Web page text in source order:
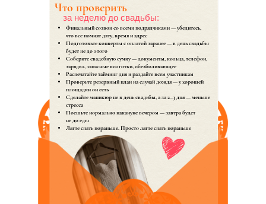
Что проверить
за неделю до свадьбы:
Финальный созвон со всеми подрядчиками — убедитесь,
что все помнят дату, время и адрес
Подготовьте конверты с оплатой заранее — в день свадьбы
будет не до этого
Соберите свадебную сумку — документы, кольца, телефон,
зарядка, запасные колготки, обезболивающее
Распечатайте тайминг дня и раздайте всем участникам
Проверьте резервный план на случай дождя — у хорошей
площадки он есть
Сделайте маникюр не в день свадьбы, а за 2–3 дня — меньше
стресса
Поешьте нормально накануне вечером — завтра будет
не до еды
Лягте спать пораньше. Просто лягте спать пораньше